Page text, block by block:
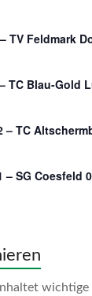
TV Feldmark
TC Blau-Gold
– TC
– SG Coesfeld
wichtige